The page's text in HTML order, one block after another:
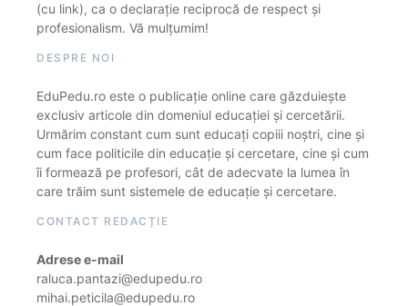
(cu link), ca o declarație reciprocă de respect și
profesionalism. Vă mulțumim!
DESPRE NOI
EduPedu.ro este o publicație online care găzduiește
exclusiv articole din domeniul educației și cercetării.
Urmărim constant cum sunt educați copiii noștri, cine și
cum face politicile din educație și cercetare, cine și cum
îi formează pe profesori, cât de adecvate la lumea în
care trăim sunt sistemele de educație și cercetare.
CONTACT REDACȚIE
Adrese e-mail
raluca.pantazi@edupedu.ro
mihai.peticila@edupedu.ro